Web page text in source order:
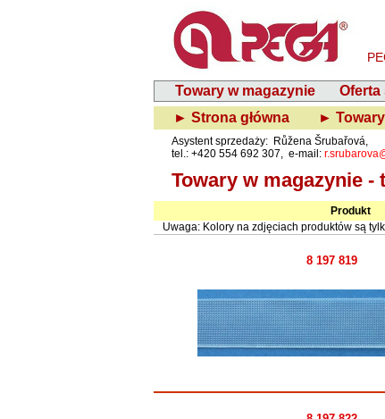
Towary w magazynie Oferta
► Strona główna
►
Asystent sprzedaży: Růžena Šrubařová,
tel.: +420 554 692 307, e-mail:
Towary w magazynie -
Produkt
Uwaga: Kolory na zdjęciach produktów są
8 197 819